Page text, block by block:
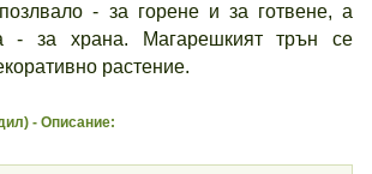
- за горене и за готвене, а
- за храна. Магарешкият трън се
растение.
- Описание: